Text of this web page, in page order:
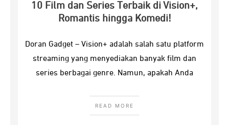
10 Film dan Series Terbaik di Vision+,
Romantis hingga Komedi!
Doran Gadget – Vision+ adalah salah satu platform
streaming yang menyediakan banyak film dan
series berbagai genre. Namun, apakah Anda
READ MORE